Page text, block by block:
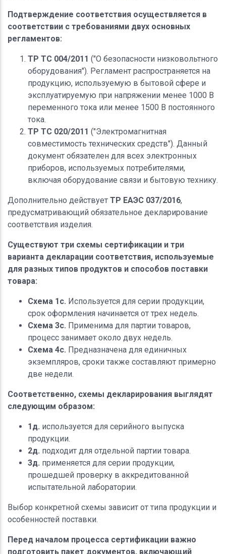
Подтверждение соответствия осуществляется в
соответствии с требованиями двух основных
регламентов:
ТР ТС 004/2011 ("О безопасности низковольтного
оборудования"). Регламент распространяется на
продукцию, используемую в бытовой сфере и
эксплуатируемую при напряжении менее 1000 В
переменного тока или менее 1500 В постоянного
тока.
ТР ТС 020/2011 ("Электромагнитная
совместимость технических средств"). Данный
документ обязателен для всех электронных
приборов, используемых потребителями,
включая оборудование связи и бытовую технику.
Дополнительно действует ТР ЕАЭС 037/2016,
предусматривающий обязательное декларирование
соответствия изделия.
Существуют три схемы сертификации и три
варианта декларации соответствия, используемые
для разных типов продуктов и способов поставки
товара:
Схема 1c. Используется для серии продукции,
срок оформления начинается от трех недель.
Схема 3c. Применима для партии товаров,
процесс занимает около двух недель.
Схема 4c. Предназначена для единичных
экземпляров, сроки также составляют примерно
две недели.
Соответственно, схемы декларирования выглядят
следующим образом:
1д. используется для серийного выпуска
продукции.
2д. подходит для отдельной партии товара.
3д. применяется для серии продукции,
прошедшей проверку в аккредитованной
испытательной лаборатории.
Выбор конкретной схемы зависит от типа продукции и
особенностей поставки.
Перед началом процесса сертификации важно
подготовить пакет документов, включающий